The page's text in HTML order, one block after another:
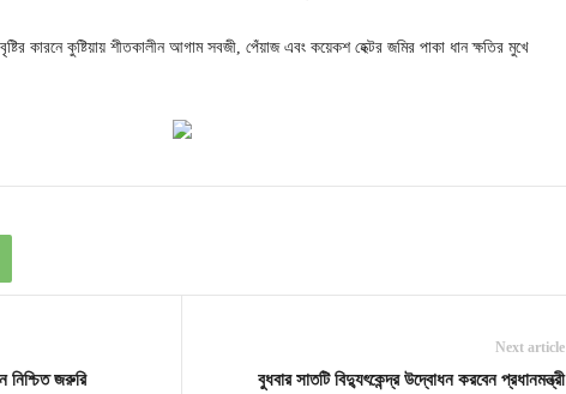
কারনে কুষ্টিয়ায় শীতকালীন আগাম সবজী, পেঁয়াজ এবং কয়েকশ হেক্টর জমির পাকা ধান ক্ষতির মুখে
নিশ্চিত জরুরি
Next article
বুধবার সাতটি বিদ্যুৎকেন্দ্র উদ্বোধন করবেন প্রধানমন্ত্রী